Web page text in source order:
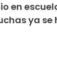
en
ya se